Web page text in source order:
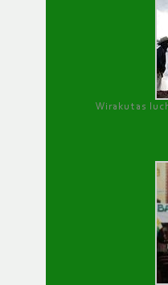
Wirakutas